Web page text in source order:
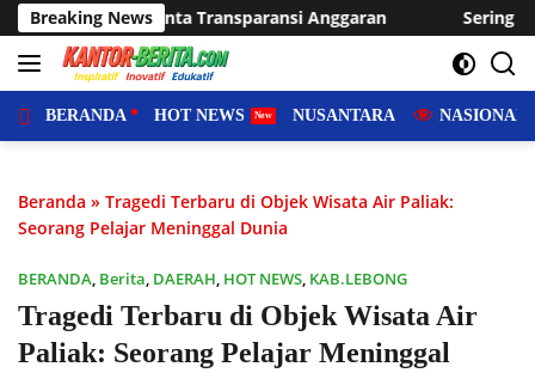
Langsung
ke
konten
Breaking News
Anggaran Sering Dilanda Genangan, Desa Sukaraja
BERANDA HOT NEWS NUSANTARA NASIONAL
Beranda » Tragedi Terbaru di Objek Wisata Air Paliak:
Seorang Pelajar Meninggal Dunia
BERANDA, Berita, DAERAH, HOT NEWS, KAB.LEBONG
Tragedi Terbaru di Objek Wisata Air
Paliak: Seorang Pelajar Meninggal